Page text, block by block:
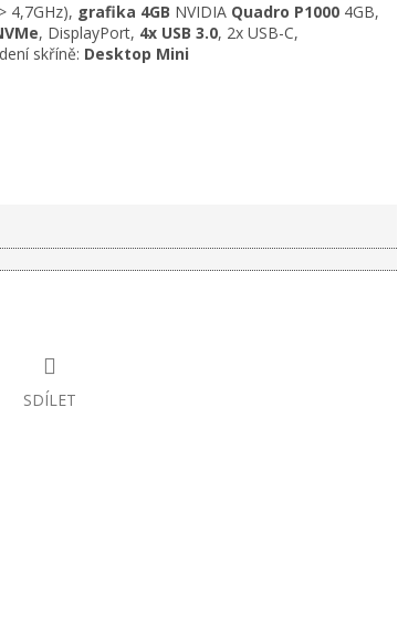
4,7GHz), grafika 4GB NVIDIA Quadro P1000 4GB,
, DisplayPort, 4x USB 3.0, 2x USB-C,
skříně: Desktop Mini
SDÍLET